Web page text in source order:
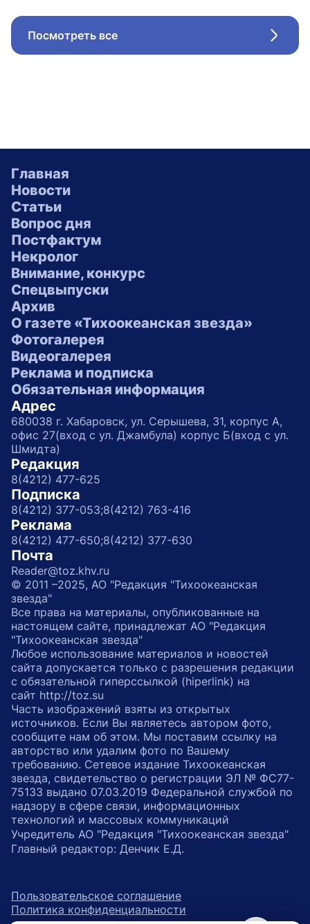
Посмотреть все
Главная
Новости
Статьи
Вопрос дня
Постфактум
Некролог
Внимание, конкурс
Спецвыпуски
Архив
О газете «Тихоокеанская звезда»
Фотогалерея
Видеогалерея
Реклама и подписка
Обязательная информация
Адрес
680038 г. Хабаровск, ул. Серышева, 31, корпус А,
офис 27(вход с ул. Джамбула) корпус Б(вход с ул.
Шмидта)
Редакция
8(4212) 477-625
Подписка
8(4212) 377-053;8(4212) 763-416
Реклама
8(4212) 477-650;8(4212) 377-630
Почта
Reader@toz.khv.ru
© 2011 –2025, АО "Редакция "Тихоокеанская
звезда"
Все права на материалы, опубликованные на
настоящем сайте, принадлежат АО "Редакция
"Тихоокеанская звезда"
Любое использование материалов и новостей
сайта допускается только с разрешения редакции
с обязательной гиперссылкой (hiperlink) на
сайт http://toz.su
Часть изображений взяты из открытых
источников. Если Вы являетесь автором фото,
сообщите нам об этом. Мы поставим ссылку на
авторство или удалим фото по Вашему
требованию. Сетевое издание Тихоокеанская
звезда, свидетельство о регистрации ЭЛ № ФС77-
75133 выдано 07.03.2019 Федеральной службой по
надзору в сфере связи, информационных
технологий и массовых коммуникаций
Учредитель АО "Редакция "Тихоокеанская звезда"
Главный редактор: Денчик Е.Д.
Пользовательское соглашение
Политика конфиденциальности